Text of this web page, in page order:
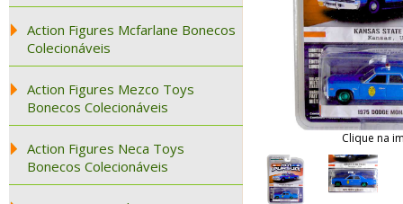
Action Figures Mcfarlane Bonecos
Colecionáveis
Action Figures Mezco Toys
Bonecos Colecionáveis
Action Figures Neca Toys
Bonecos Colecionáveis
Clique na